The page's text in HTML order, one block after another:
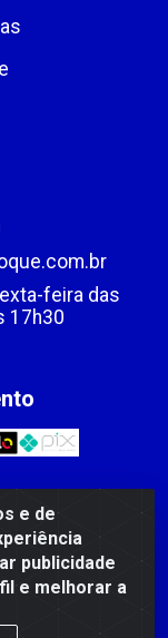
e de
publicidade
e melhorar a
feira das
17h30
- AVENIDA
SANTANA /BA
0003-11